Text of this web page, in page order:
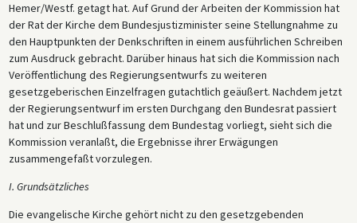
Hemer/Westf. getagt hat. Auf Grund der Arbeiten der Kommission hat
der Rat der Kirche dem Bundesjustizminister seine Stellungnahme zu
den Hauptpunkten der Denkschriften in einem ausführlichen Schreiben
zum Ausdruck gebracht. Darüber hinaus hat sich die Kommission nach
Veröffentlichung des Regierungsentwurfs zu weiteren
gesetzgeberischen Einzelfragen gutachtlich geäußert. Nachdem jetzt
der Regierungsentwurf im ersten Durchgang den Bundesrat passiert
hat und zur Beschlußfassung dem Bundestag vorliegt, sieht sich die
Kommission veranlaßt, die Ergebnisse ihrer Erwägungen
zusammengefaßt vorzulegen.
I. Grundsätzliches
Die evangelische Kirche gehört nicht zu den gesetzgebenden